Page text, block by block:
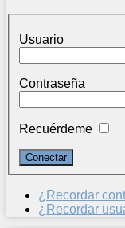
Usuario
Contraseña
Recuérdeme
¿Recordar
¿Recordar